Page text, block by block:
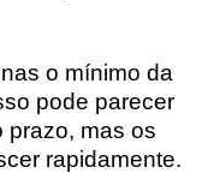
o mínimo da
pode parecer
prazo, mas os
rapidamente.